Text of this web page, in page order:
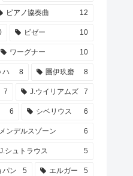
ピアノ協奏曲 12
ビゼー 10
ワーグナー 10
ハ 8 團伊玖磨 8
7 J.ウイリアムズ 7
6 シベリウス 6
メンデルスゾーン 6
J.シュトラウス 5
パン 5 エルガー 5